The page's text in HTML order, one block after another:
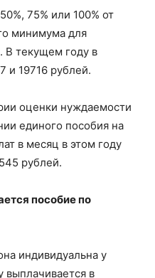
75% или 100% от
минимума для
В текущем году в
и 19716 рублей.
оценки нуждаемости
единого пособия на
в месяц в этом году
рублей.
пособие по
индивидуальна у
в